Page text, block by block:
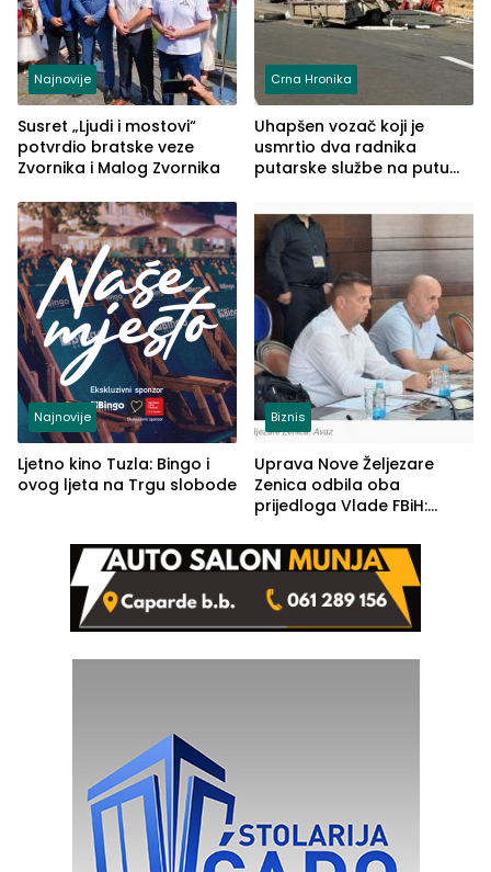
Najnovije
Susret „Ljudi i mostovi“
potvrdio bratske veze
Zvornika i Malog Zvornika
Crna Hronika
Uhapšen vozač koji je
usmrtio dva radnika
putarske službe na putu
(FOTO)
Najnovije
Ljetno kino Tuzla: Bingo i
ovog ljeta na Trgu slobode
Biznis
Uprava Nove Željezare
Zenica odbila oba
prijedloga Vlade FBiH:
rješenje